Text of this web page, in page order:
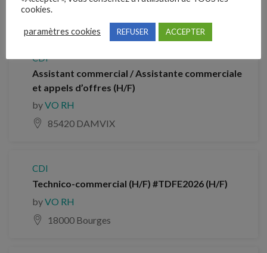
Alpes Maritimes
CDI
Assistant commercial / Assistante commerciale
et appels d’offres (H/F)
byVO RH
85420 DAMVIX
CDI
Technico-commercial (H/F) #TDFE2026 (H/F)
byVO RH
18000 Bourges
cookies.
paramètres cookies REFUSER ACCEPTER